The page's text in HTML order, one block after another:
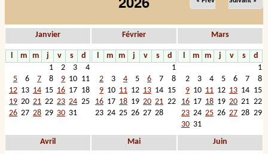
Images et musiques
Liens
Contacts
Connexion
Rechercher
Janvier
m m j v s
d
1
2 3
4
5
6 7 8 9 10 11
12 13 14 15 16 17 18
19 20 21 22 23 24 25
26 27 28 29 30 31
Février
m m j v s
d
1
2
3 4 5 6 7
8
9 10 11 12 13 14 15
16 17 18 19 20 21 22
23 24 25 26 27 28
Mars
m m j v s
d
1
2
3 4 5 6 7
8
9 10 11 12 13 14 15
16 17 18 19 20 21 22
23 24 25 26 27 28 29
30 31
Avril
Mai Juin